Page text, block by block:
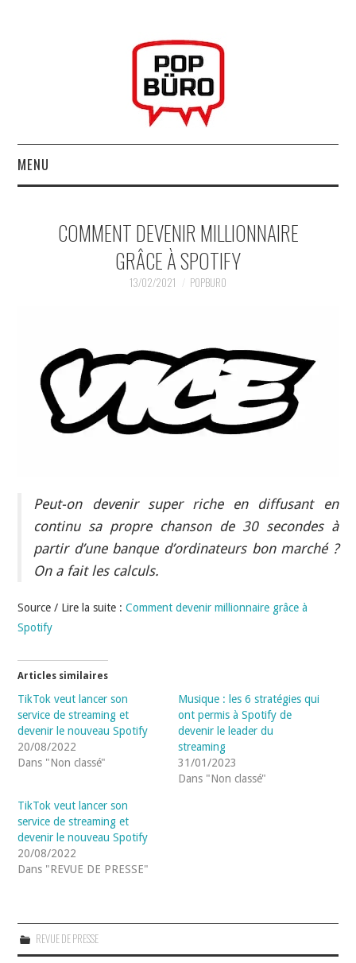
MENU
MUSIQUESACTUELLES.NET
GABBA GABBA HEY !
INDÉPENDANTS
DOKO
COMMENT DEVENIR MILLIONNAIRE
GRÂCE À SPOTIFY
13/02/2021 POPBURO
Peut-on devenir super riche en diffusant en
continu sa propre chanson de 30 secondes à
partir d’une banque d’ordinateurs bon marché ?
On a fait les calculs.
Source / Lire la suite :Comment devenir millionnaire grâce à
Spotify
Articles similaires
TikTok veut lancer son
service de streaming et
devenir le nouveau Spotify
20/08/2022
Dans "Non classé"
Musique : les 6 stratégies qui
ont permis à Spotify de
devenir le leader du
streaming
31/01/2023
Dans "Non classé"
TikTok veut lancer son
service de streaming et
devenir le nouveau Spotify
20/08/2022
Dans "REVUE DE PRESSE"
REVUE DE PRESSE